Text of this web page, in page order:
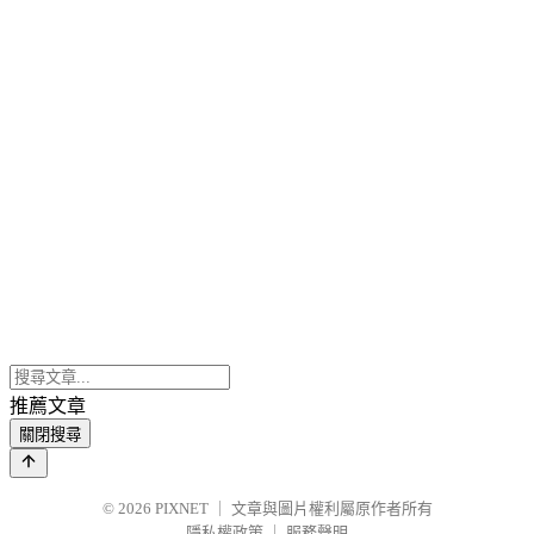
推薦文章
關閉搜尋
© 2026 PIXNET
文章與圖片權利屬原作者所有